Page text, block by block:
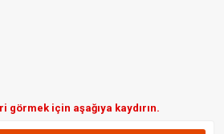
görmek için aşağıya kaydırın.